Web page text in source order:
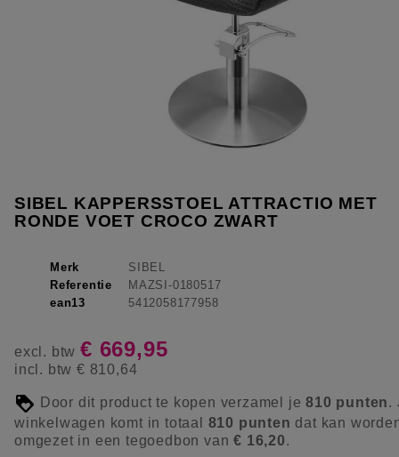
SIBEL KAPPERSSTOEL ATTRACTIO MET
RONDE VOET CROCO ZWART
Merk
SIBEL
Referentie
MAZSI-0180517
ean13
5412058177958
excl. btw € 669,95
incl. btw € 810,64
Door dit product te kopen verzamel je810 punten.
winkelwagen komt in totaal 810 punten dat kan
omgezet in een tegoedbon van€ 16,20.